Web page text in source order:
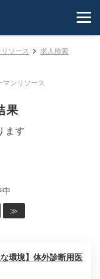
ソース
求人検索
マンリソース
果
ます
≫
環境】体外診断用医